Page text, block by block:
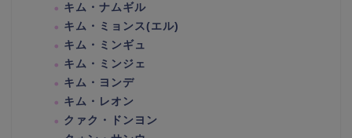
キム・ナムギル
キム・ミョンス(エル)
キム・ミンギュ
キム・ミンジェ
キム・ヨンデ
キム・レオン
クァク・ドンヨン